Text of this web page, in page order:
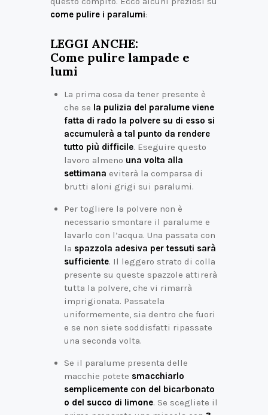
come pulire i paralumi:
LEGGI ANCHE:
Come pulire lampade e
lumi
La prima cosa da tener presente è
che se la pulizia del paralume viene
fatta di rado la polvere su di esso si
accumulerà a tal punto da rendere
tutto più difficile. Eseguire questo
lavoro almeno una volta alla
settimana eviterà la comparsa di
brutti aloni grigi sui paralumi.
Per togliere la polvere non è
necessario smontare il paralume e
lavarlo con l’acqua. Una passata con
la spazzola adesiva per tessuti sarà
sufficiente. Il leggero strato di colla
presente su queste spazzole attirerà
tutta la polvere, che vi rimarrà
imprigionata. Passatela
uniformemente, sia dentro che fuori
e se non siete soddisfatti ripassate
una seconda volta.
Se il paralume presenta delle
macchie potete smacchiarlo
semplicemente con del bicarbonato
o del succo di limone. Se scegliete il